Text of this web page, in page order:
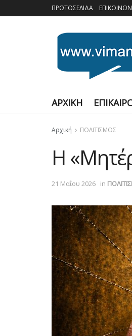
ΠΡΩΤΟΣΕΛΙΔΑ
ΑΡΧΙΚΗ
Αρχική ΠΟΛΙΤΙΣΜΟΣ
Η
21 Μαΐου 2026 in